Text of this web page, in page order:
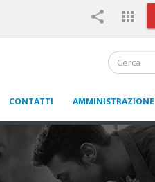
share apps
CONTATTI AMMINISTRAZIONE